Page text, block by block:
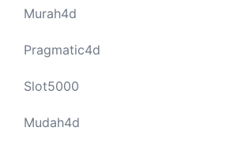
Murah4d
Pragmatic4d
Slot5000
Mudah4d